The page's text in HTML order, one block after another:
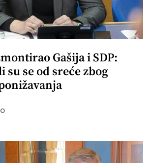
Gašija i SDP:
su se od sreće zbog